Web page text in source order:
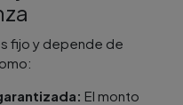
fijo y depende de
El monto